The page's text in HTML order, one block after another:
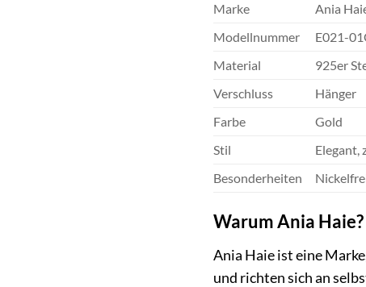
Marke
Ania
Modellnummer
E021-
Material
925er
Verschluss
Hänger
Farbe
Gold
Stil
Elegant,
Besonderheiten
Warum Ania Haie?
Ania Haie ist eine
und richten sich an